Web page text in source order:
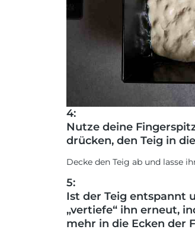
4:
Nutze deine
drücken, den Teig in
Decke den Teig ab und lasse
5:
Ist der Teig entspannt
„vertiefe“ ihn erneut,
mehr in die Ecken der